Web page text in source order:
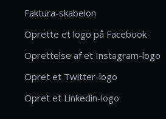
Faktura-skabelon
Oprette et logo på Facebook
Oprettelse af et Instagram-logo
Opret et Twitter-logo
Opret et Linkedin-logo